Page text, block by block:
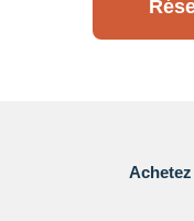
- Grande Bretagne :
- Canada : sur le site